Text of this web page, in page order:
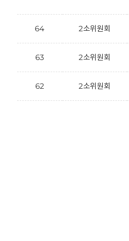
64 2소위원회
63 2소위원회
62 2소위원회